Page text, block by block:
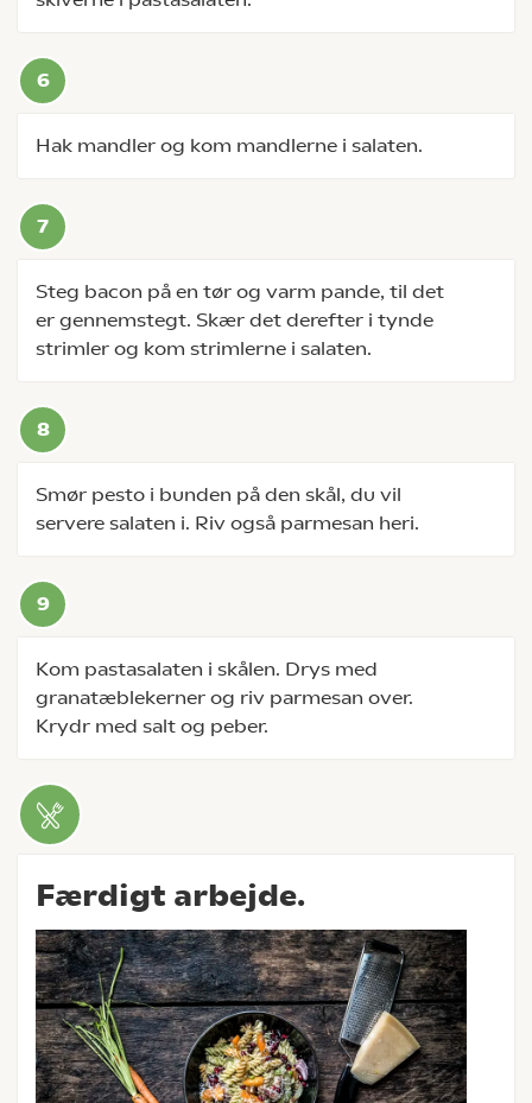
Hak mandler og kom mandlerne i salaten.
Steg bacon på en tør og varm pande, til det
er gennemstegt. Skær det derefter i tynde
strimler og kom strimlerne i salaten.
Smør pesto i bunden på den skål, du vil
servere salaten i. Riv også parmesan heri.
Kom pastasalaten i skålen. Drys med
granatæblekerner og riv parmesan over.
Krydr med salt og peber.
Færdigt arbejde.